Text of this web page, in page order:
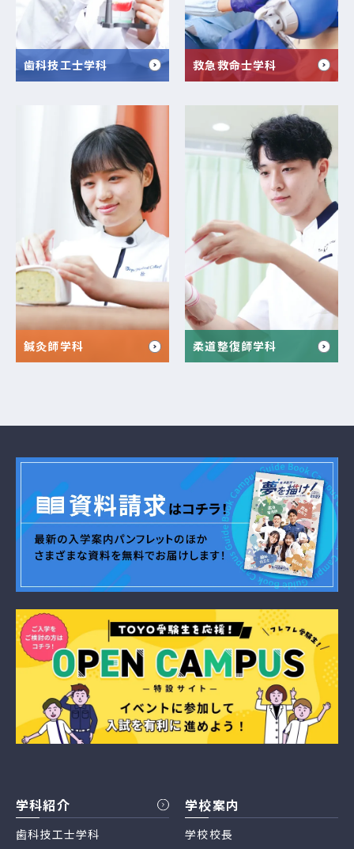
歯科技工士学科 救急救命士学科
鍼灸師学科 柔道整復師学科
学科紹介
歯科技工士学科
学校案内
学校校長